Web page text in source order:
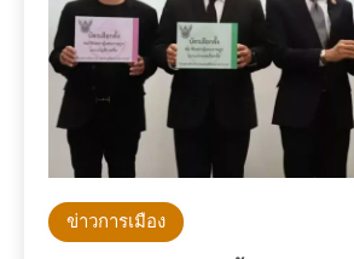
ข่าวการเมือง